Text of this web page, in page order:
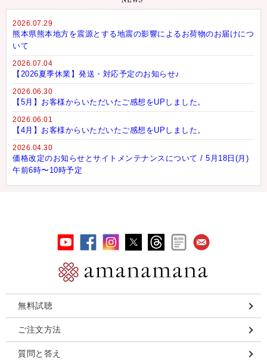
2026.07.29
熊本県熊本地方を震源とする地震の影響によるお荷物のお届けにつ
いて
2026.07.04
【2026夏季休業】発送・対応予定のお知らせ♪
2026.06.30
【5月】お客様からいただいたご感想をUPしました。
2026.06.01
【4月】お客様からいただいたご感想をUPしました。
2026.04.30
価格改定のお知らせとサイトメンテナンスについて / 5月18日(月)
午前6時〜10時予定
無料試聴
ご注文方法
質問と答え